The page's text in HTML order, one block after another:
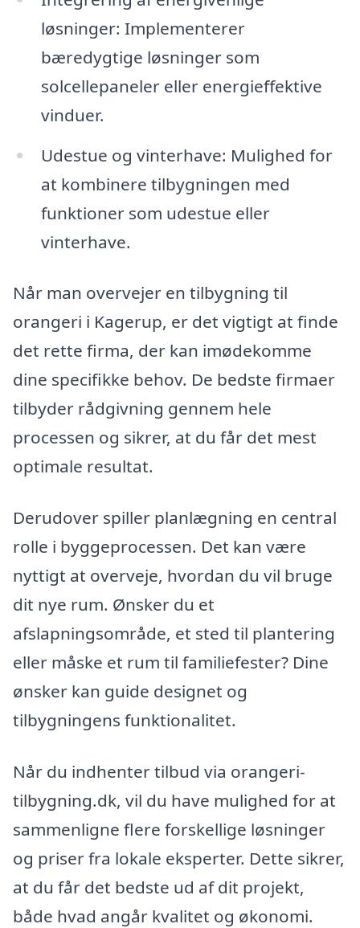
løsninger: Implementerer
bæredygtige løsninger som
solcellepaneler eller energieffektive
vinduer.
Udestue og vinterhave: Mulighed for
at kombinere tilbygningen med
funktioner som udestue eller
vinterhave.
Når man overvejer en tilbygning til
orangeri i Kagerup, er det vigtigt at finde
det rette firma, der kan imødekomme
dine specifikke behov. De bedste firmaer
tilbyder rådgivning gennem hele
processen og sikrer, at du får det mest
optimale resultat.
Derudover spiller planlægning en central
rolle i byggeprocessen. Det kan være
nyttigt at overveje, hvordan du vil bruge
dit nye rum. Ønsker du et
afslapningsområde, et sted til plantering
eller måske et rum til familiefester? Dine
ønsker kan guide designet og
tilbygningens funktionalitet.
Når du indhenter tilbud via orangeri-
tilbygning.dk, vil du have mulighed for at
sammenligne flere forskellige løsninger
og priser fra lokale eksperter. Dette sikrer,
at du får det bedste ud af dit projekt,
både hvad angår kvalitet og økonomi.